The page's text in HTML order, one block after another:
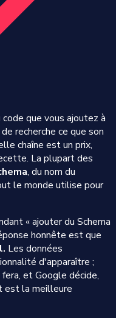
que vous ajoutez à
recherche ce que son
chaîne est un prix,
La plupart des
, du nom du
le monde utilise pour
« ajouter du Schema
honnête est que
Les données
d'apparaître ;
et Google décide,
est la meilleure